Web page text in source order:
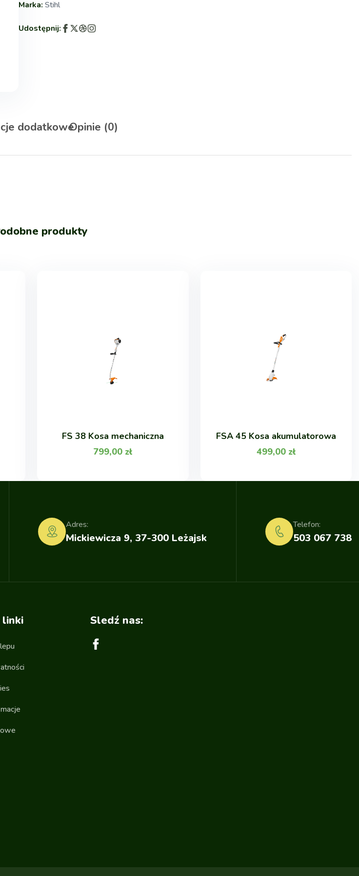
Marka: Stihl
Udostępnij:
dodatkoweOpinie (0)
produkty
FS 38 Kosa mechaniczna
799,00 zł
FSA 45 Kosa akumulatorowa
499,00 zł
Mickiewicza 9, 37-300 Leżajsk
Adres:
503 067 738
Telefon:
linki Sledź nas: